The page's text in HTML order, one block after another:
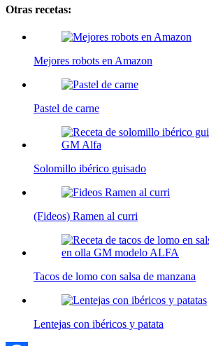
Otras recetas:
Mejores robots en Amazon
Pastel de carne
Solomillo ibérico guisado
(Fideos) Ramen al curri
Tacos de lomo con salsa de manzana
Lentejas con ibéricos y patata